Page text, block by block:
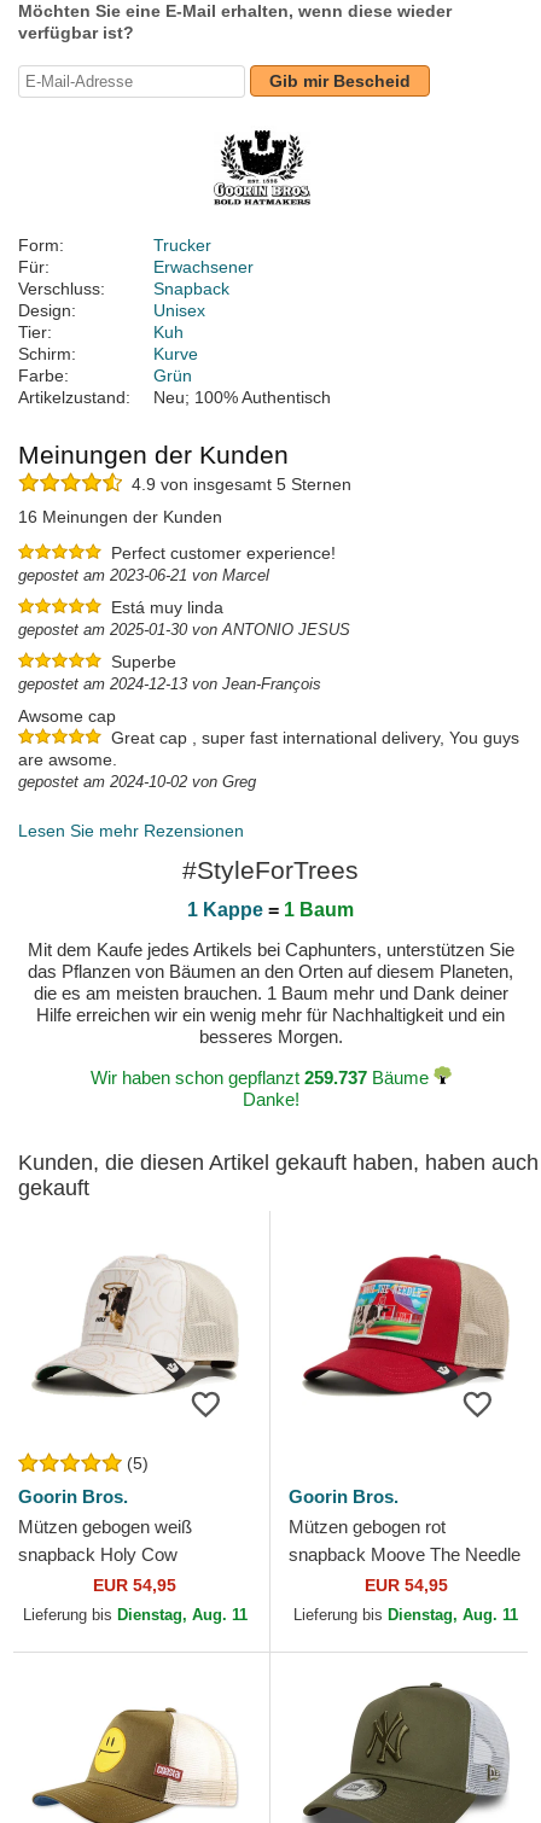
Möchten Sie eine E-Mail erhalten, wenn diese wieder
verfügbar ist?
Gib mir Bescheid
Form:
Trucker
Für:
Erwachsener
Verschluss:
Snapback
Design:
Unisex
Tier:
Kuh
Schirm:
Kurve
Farbe:
Grün
Artikelzustand:
Neu; 100% Authentisch
Meinungen der Kunden
4.9 von insgesamt 5 Sternen
16 Meinungen der Kunden
Perfect customer experience!
gepostet am 2023-06-21 von Marcel
Está muy linda
gepostet am 2025-01-30 von ANTONIO JESUS
Superbe
gepostet am 2024-12-13 von Jean-François
Awsome cap
Great cap , super fast international delivery, You guys
are awsome.
gepostet am 2024-10-02 von Greg
Lesen Sie mehr Rezensionen
#StyleForTrees
1 Kappe = 1 Baum
Mit dem Kaufe jedes Artikels bei Caphunters, unterstützen Sie
das Pflanzen von Bäumen an den Orten auf diesem Planeten,
die es am meisten brauchen. 1 Baum mehr und Dank deiner
Hilfe erreichen wir ein wenig mehr für Nachhaltigkeit und ein
besseres Morgen.
Wir haben schon gepflanzt 259.737Bäume
Danke!
Kunden, die diesen Artikel gekauft haben, haben auch
gekauft
(5)
Goorin Bros.
Mützen gebogen weiß
snapback Holy Cow
Religulous The Farm Goorin
Bros.
EUR 54,95
Lieferung bis Dienstag, Aug. 11
Goorin Bros.
Mützen gebogen rot
snapback Moove The Needle
Greener Grass The Farm
Goorin Bros.
EUR 54,95
Lieferung bis Dienstag, Aug. 11